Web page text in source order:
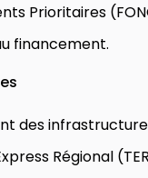
Prioritaires
financement.
des
Régional